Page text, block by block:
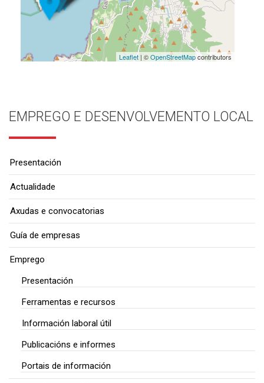
Leaflet| ©OpenStreetMapcontributors
EMPREGO E DESENVOLVEMENTO LOCAL
Presentación
Actualidade
Axudas e convocatorias
Guía de empresas
Emprego
Presentación
Ferramentas e recursos
Información laboral útil
Publicacións e informes
Portais de información